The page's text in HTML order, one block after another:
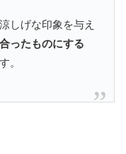
げな印象を与え
ったものにする
。